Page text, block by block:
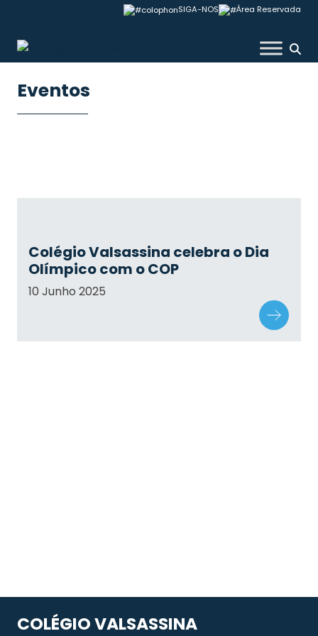
content
SIGA-NOS Área Reservada
Colégio Valsassina
Eventos
Colégio Valsassina celebra o Dia
Olímpico com o COP
10 Junho 2025
COLÉGIO VALSASSINA